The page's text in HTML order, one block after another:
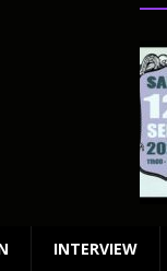
INTERVIEW